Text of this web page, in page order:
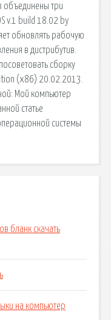
объединены три
v.1 build 18.02 by
обновлять рабочую
в дистрибутив.
сборку
(x86) 20.02.2013.
Мой компьютер
статье
системы
бланк скачать
на компьютер